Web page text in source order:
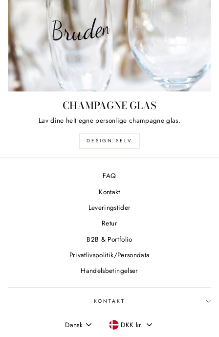
CHAMPAGNE GLAS
Lav dine helt egne personlige champagne glas.
DESIGN SELV
FAQ
Kontakt
Leveringstider
Retur
B2B & Portfolio
Privatlivspolitik/Persondata
Handelsbetingelser
KONTAKT
SPROG
Dansk VALUTA
DKK kr.